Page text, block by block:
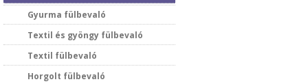
Gyurma fülbevaló
Textil és gyöngy fülbevaló
Textil fülbevaló
Horgolt fülbevaló